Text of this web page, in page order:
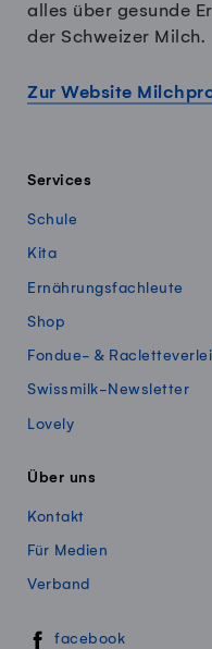
alles über gesunde
der Schweizer Milch.
Zur Website
Services
Schule
Kita
Ernährungsfachleute
Shop
Fondue- &
Swissmilk-Newsletter
Lovely
Über uns
Kontakt
Für Medien
Verband
Swissmillk auf Social
facebook